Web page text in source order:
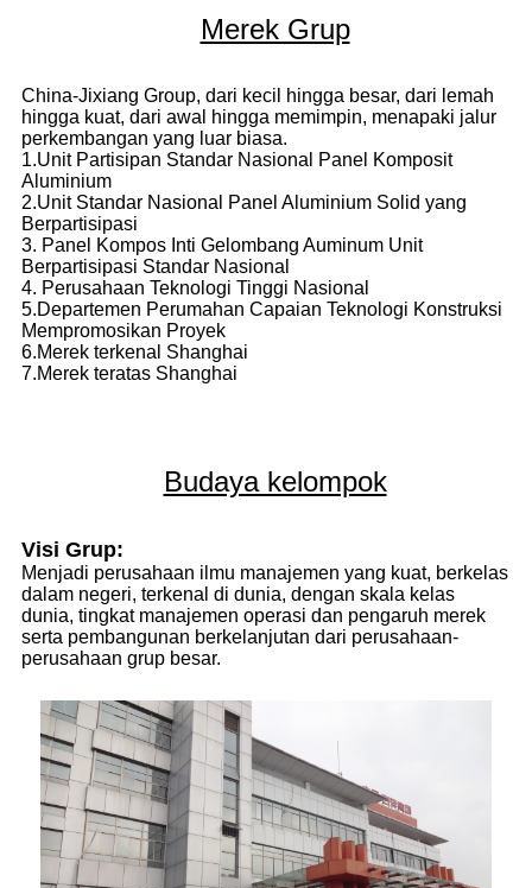
Merek Grup
China-Jixiang Group, dari kecil hingga besar, dari lemah
hingga kuat, dari awal hingga memimpin, menapaki jalur
perkembangan yang luar biasa.
1.Unit Partisipan Standar Nasional Panel Komposit
Aluminium
2.Unit Standar Nasional Panel Aluminium Solid yang
Berpartisipasi
3. Panel Kompos Inti Gelombang Auminum Unit
Berpartisipasi Standar Nasional
4. Perusahaan Teknologi Tinggi Nasional
5.Departemen Perumahan Capaian Teknologi Konstruksi
Mempromosikan Proyek
6.Merek terkenal Shanghai
7.Merek teratas Shanghai
Budaya kelompok
Visi Grup:
Menjadi perusahaan ilmu manajemen yang kuat, berkelas
dalam negeri, terkenal di dunia, dengan skala kelas
dunia, tingkat manajemen operasi dan pengaruh merek
serta pembangunan berkelanjutan dari perusahaan-
perusahaan grup besar.